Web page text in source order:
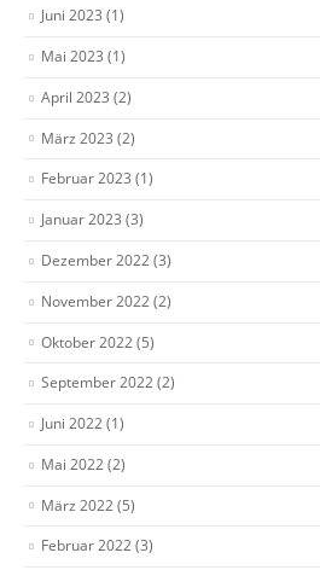
Juni 2023 (1)
Mai 2023 (1)
April 2023 (2)
März 2023 (2)
Februar 2023 (1)
Januar 2023 (3)
Dezember 2022(3)
November 2022(2)
Oktober 2022(5)
September 2022(2)
Juni 2022(1)
Mai 2022(2)
März 2022(5)
Februar 2022(3)